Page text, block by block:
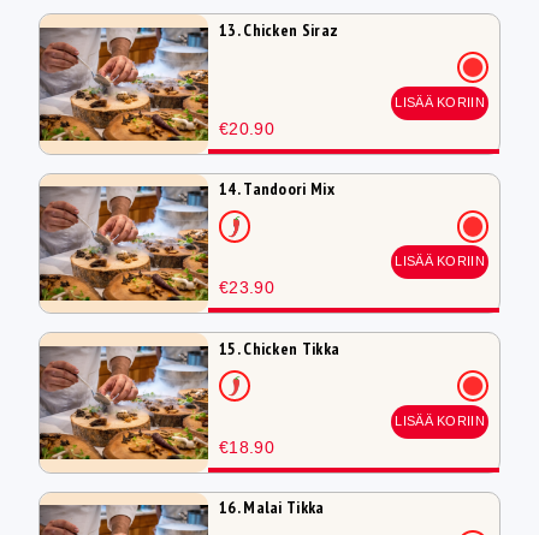
13. Chicken Siraz
€20.90
LISÄÄ KORIIN
14. Tandoori Mix
€23.90
LISÄÄ KORIIN
15. Chicken Tikka
€18.90
LISÄÄ KORIIN
16. Malai Tikka